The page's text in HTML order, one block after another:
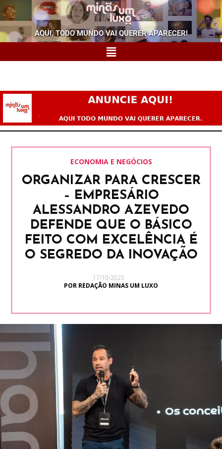
AQUI, TODO MUNDO VAI QUERER APARECER!
ECONOMIA E NEGÓCIOS
ORGANIZAR PARA CRESCER
– EMPRESÁRIO
ALESSANDRO AZEVEDO
DEFENDE QUE O BÁSICO
FEITO COM EXCELÊNCIA É
O SEGREDO DA INOVAÇÃO
17/10/2025
POR REDAÇÃO MINAS UM LUXO